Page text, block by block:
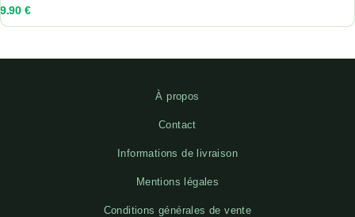
9.90 €
À propos
Contact
Informations de livraison
Mentions légales
Conditions générales de vente